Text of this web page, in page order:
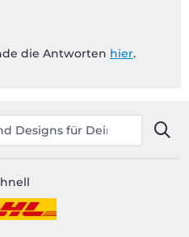
die Antworten hier.